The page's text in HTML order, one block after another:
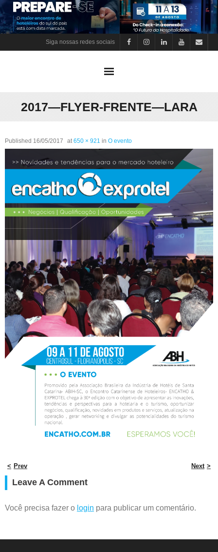
Skip
to
content
Siga nossas redes sociais
2017—FLYER-FRENTE—LARA
Published 16/05/2017 at650 × 921 in O evento
Prev Next
Leave A Comment
Você precisa fazer o login para publicar um comentário.